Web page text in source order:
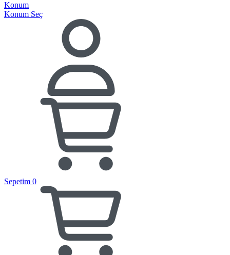
Konum
Konum Seç
Sepetim 0